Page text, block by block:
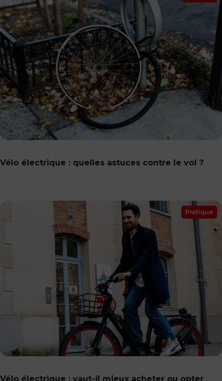
Vélo électrique : quelles astuces contre le vol ?
Pratique
Vélo électrique : vaut-il mieux acheter ou opter